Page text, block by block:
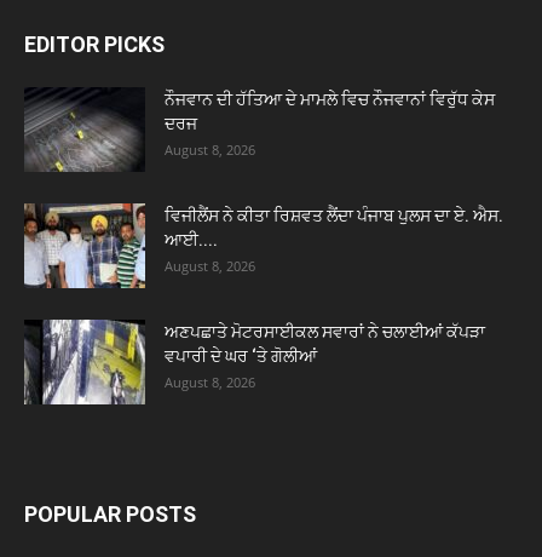
EDITOR PICKS
ਨੌਜਵਾਨ ਦੀ ਹੱਤਿਆ ਦੇ ਮਾਮਲੇ ਵਿਚ ਨੌਜਵਾਨਾਂ ਵਿਰੁੱਧ ਕੇਸ
ਦਰਜ
August 8, 2026
ਵਿਜੀਲੈਂਸ ਨੇ ਕੀਤਾ ਰਿਸ਼ਵਤ ਲੈਂਦਾ ਪੰਜਾਬ ਪੁਲਸ ਦਾ ਏ. ਐਸ.
ਆਈ....
August 8, 2026
ਅਣਪਛਾਤੇ ਮੋਟਰਸਾਈਕਲ ਸਵਾਰਾਂ ਨੇ ਚਲਾਈਆਂ ਕੱਪੜਾ
ਵਪਾਰੀ ਦੇ ਘਰ ‘ਤੇ ਗੋਲੀਆਂ
August 8, 2026
POPULAR POSTS